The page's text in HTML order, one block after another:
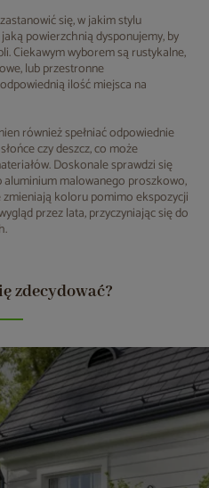
się, w jakim stylu
powierzchnią dysponujemy, by
Ciekawym wyborem są rustykalne,
lub przestronne
ilość miejsca na
również spełniać odpowiednie
czy deszcz, co może
Doskonale sprawdzi się
malowanego proszkowo,
koloru pomimo ekspozycji
przez lata, przyczyniając się do
zdecydować?